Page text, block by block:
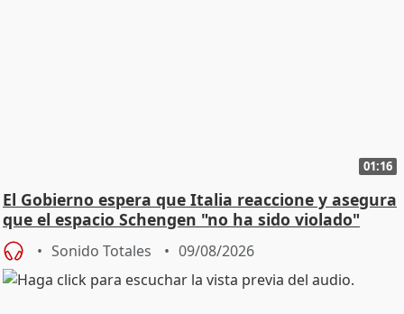
01:16
El Gobierno espera que Italia reaccione y asegura
que el espacio Schengen "no ha sido violado"
Sonido Totales 09/08/2026